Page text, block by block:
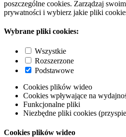
poszczególne cookies. Zarządzaj
prywatności i wybierz jakie pliki
Wybrane pliki cookies:
Wszystkie
Rozszerzone
Podstawowe
Cookies plików wideo
Cookies wpływające na
Funkcjonalne pliki
Niezbędne pliki cookies
Cookies plików wideo